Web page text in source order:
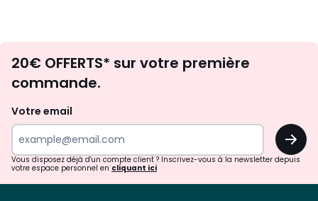
d'inspirations
surprises?
20€ OFFERTS* sur votre première
commande.
Votre email
OK
Vous disposez déjà d'un compte client ? Inscrivez-vous à la newsletter depuis
votre espace personnel en cliquant ici